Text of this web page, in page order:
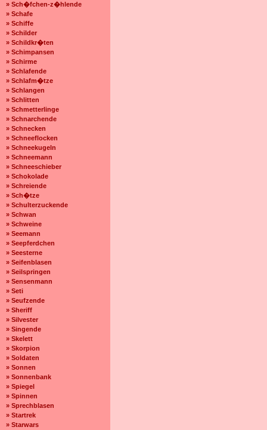
» Sch�fchen-z�hlende
» Schafe
» Schiffe
» Schilder
» Schildkr�ten
» Schimpansen
» Schirme
» Schlafende
» Schlafm�tze
» Schlangen
» Schlitten
» Schmetterlinge
» Schnarchende
» Schnecken
» Schneeflocken
» Schneekugeln
» Schneemann
» Schneeschieber
» Schokolade
» Schreiende
» Sch�tze
» Schulterzuckende
» Schwan
» Schweine
» Seemann
» Seepferdchen
» Seesterne
» Seifenblasen
» Seilspringen
» Sensenmann
» Seti
» Seufzende
» Sheriff
» Silvester
» Singende
» Skelett
» Skorpion
» Soldaten
» Sonnen
» Sonnenbank
» Spiegel
» Spinnen
» Sprechblasen
» Startrek
» Starwars